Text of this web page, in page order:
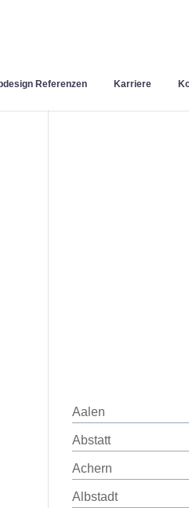
Referenzen Karriere
Aalen
Abstatt
Achern
Albstadt